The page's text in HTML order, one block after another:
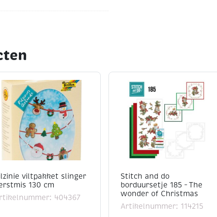
lijmlak, daarna de
plezier van
viltpakket slinger
130 cm
404367
Stitch and do
borduursetje 185 – The
wonder of Christmas
Artikelnummer: 114215